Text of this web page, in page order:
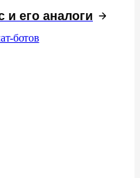
его аналоги
ботов